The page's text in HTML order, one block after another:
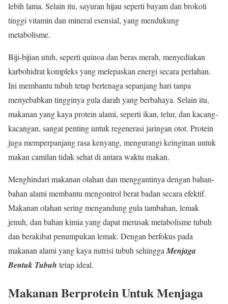
lebih lama. Selain itu, sayuran hijau seperti bayam dan brokoli
tinggi vitamin dan mineral esensial, yang mendukung
metabolisme.
Biji-bijian utuh, seperti quinoa dan beras merah, menyediakan
karbohidrat kompleks yang melepaskan energi secara perlahan.
Ini membantu tubuh tetap bertenaga sepanjang hari tanpa
menyebabkan tingginya gula darah yang berbahaya. Selain itu,
makanan yang kaya protein alami, seperti ikan, telur, dan kacang-
kacangan, sangat penting untuk regenerasi jaringan otot. Protein
juga memperpanjang rasa kenyang, mengurangi keinginan untuk
makan camilan tidak sehat di antara waktu makan.
Menghindari makanan olahan dan menggantinya dengan bahan-
bahan alami membantu mengontrol berat badan secara efektif.
Makanan olahan sering mengandung gula tambahan, lemak
jenuh, dan bahan kimia yang dapat merusak metabolisme tubuh
dan berakibat penumpukan lemak. Dengan berfokus pada
makanan alami yang kaya nutrisi tubuh sehingga Menjaga
Bentuk Tubuh tetap ideal.
Makanan Berprotein Untuk Menjaga